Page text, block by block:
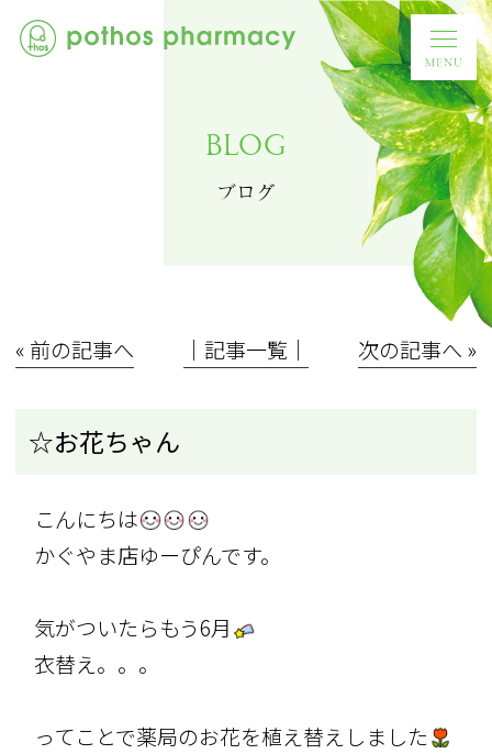
BLOG
ブログ
« 前の記事へ │記事一覧│ 次の記事へ »
☆お花ちゃん
こんにちは
かぐやま店ゆーぴんです。
気がついたらもう6月
衣替え。。。
ってことで薬局のお花を植え替えしました